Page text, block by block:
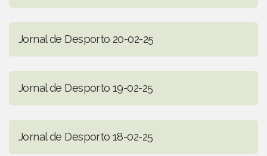
Jornal de Desporto 20-02-25
Jornal de Desporto 19-02-25
Jornal de Desporto 18-02-25